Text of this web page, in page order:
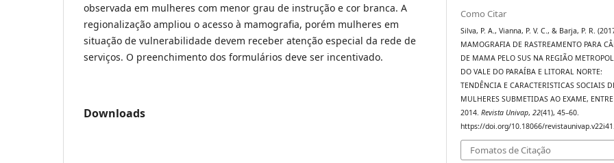
observada em mulheres com menor grau de instrução e cor branca. A
regionalização ampliou o acesso à mamografia, porém mulheres em
situação de vulnerabilidade devem receber atenção especial da rede de
serviços. O preenchimento dos formulários deve ser incentivado.
Downloads
Como Citar
Silva, P. A., Vianna, P. V. C., & Barja, P. R.
MAMOGRAFIA DE RASTREAMENTO PARA
DE MAMA PELO SUS NA REGIÃO
DO VALE DO PARAÍBA E LITORAL NORTE:
TENDÊNCIA E CARACTERISTICAS SOCIAIS
MULHERES SUBMETIDAS AO EXAME,
2014.Revista Univap,22(41), 45–60.
https://doi.org/10.18066/
Fomatos de Citação